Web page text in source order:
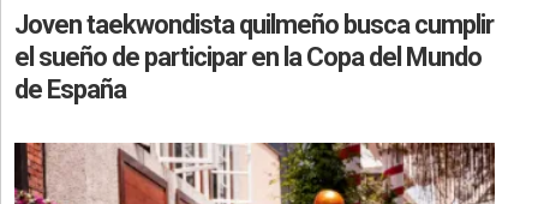
Joven taekwondista quilmeño busca cumplir
el sueño de participar en la Copa del Mundo
de España